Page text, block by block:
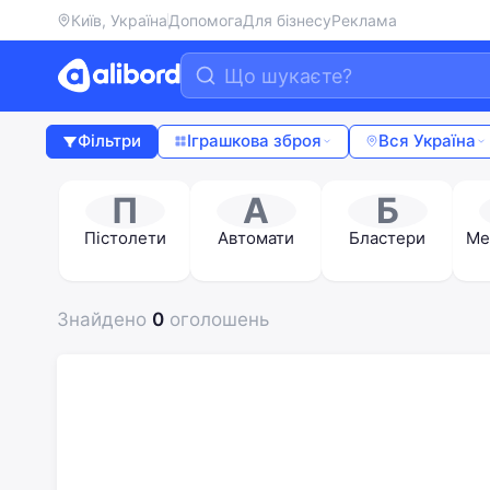
Київ, УкраїнаДопомогаДля бізнесуРеклама
Фільтри Іграшкова зброя Вся Україна
П
Пістолети
А
Автомати
Б
Бластери
Знайдено 0 оголошень